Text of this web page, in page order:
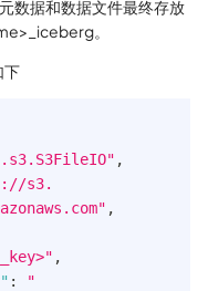
元数据和数据文件最终存放
。
下
,
s3.
,
,
:
"